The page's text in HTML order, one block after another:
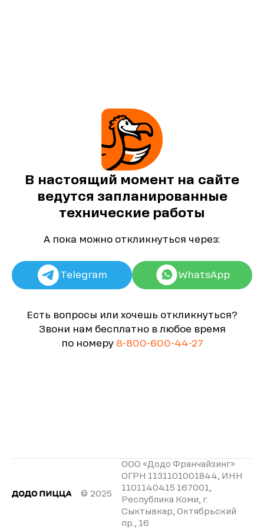
В настоящий момент на сайте
ведутся запланированные
технические работы
А пока можно откликнуться через:
Telegram WhatsApp
Есть вопросы или хочешь откликнуться?
Звони нам бесплатно в любое время
по номеру 8-800-600-44-27
© 2025
ООО «Додо Франчайзинг»
ОГРН 1131101001844, ИНН
1101140415 167001,
Республика Коми, г.
Сыктывкар, Октябрьский
пр., 16